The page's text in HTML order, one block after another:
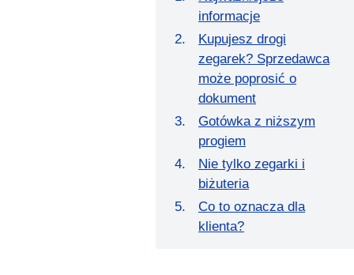
informacje
Kupujesz drogi
zegarek? Sprzedawca
może poprosić o
dokument
Gotówka z niższym
progiem
Nie tylko zegarki i
biżuteria
Co to oznacza dla
klienta?